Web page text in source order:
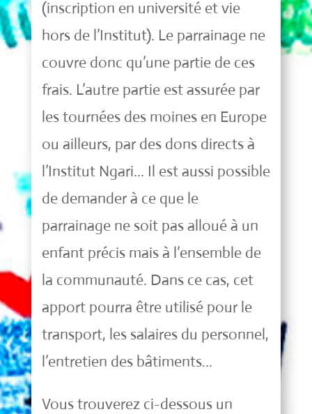
(inscription en université et vie
hors de l’Institut). Le parrainage ne
couvre donc qu’une partie de ces
frais. L’autre partie est assurée par
les tournées des moines en Europe
ou ailleurs, par des dons directs à
l’Institut Ngari… Il est aussi possible
de demander à ce que le
parrainage ne soit pas alloué à un
enfant précis mais à l’ensemble de
la communauté. Dans ce cas, cet
apport pourra être utilisé pour le
transport, les salaires du personnel,
l’entretien des bâtiments…
Vous trouverez ci-dessous un